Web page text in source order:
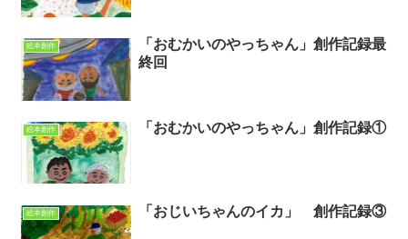
絵本創作
「おむかいのやっちゃん」創作記録最
終回
絵本創作 「おむかいのやっちゃん」創作記録①
絵本創作 「おじいちゃんのイカ」 創作記録③